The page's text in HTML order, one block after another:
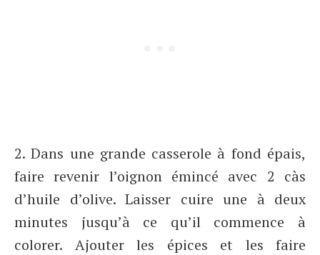
2. Dans une grande casserole à fond épais,
faire revenir l’oignon émincé avec 2 càs
d’huile d’olive. Laisser cuire une à deux
minutes jusqu’à ce qu’il commence à
colorer. Ajouter les épices et les faire